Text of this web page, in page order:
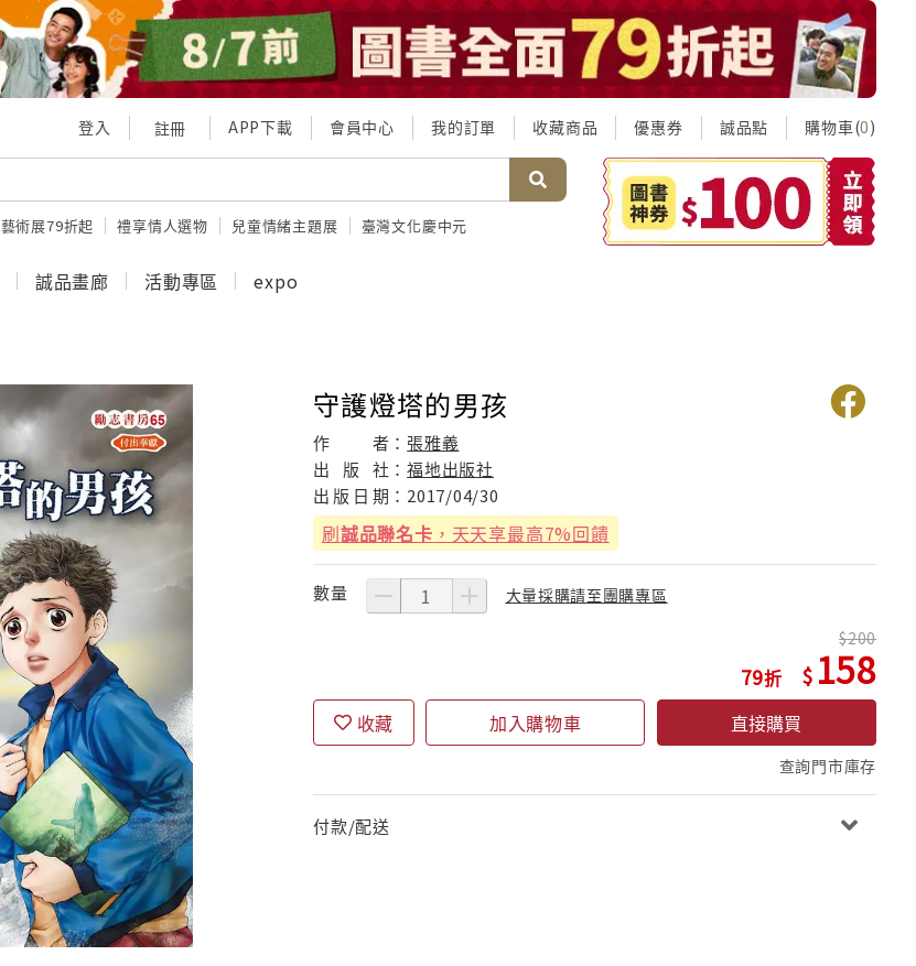
登入 註冊 APP下載 會員中心 我的訂單 收藏商品 優惠券 誠品點 購物車(0)
藝術展79折起 禮享情人選物 兒童情緒主題展 臺灣文化慶中元
誠品畫廊 活動專區 expo
守護燈塔的男孩
作 者： 張雅義
出
版 社：福地出版社
出 版 日 期： 2017/04/30
刷誠品聯名卡 ，天天享最高7%回饋
數量 大量採購請至團購專區
79
200
158
收藏 加入購物車 直接購買
查詢門市庫存
付款/配送